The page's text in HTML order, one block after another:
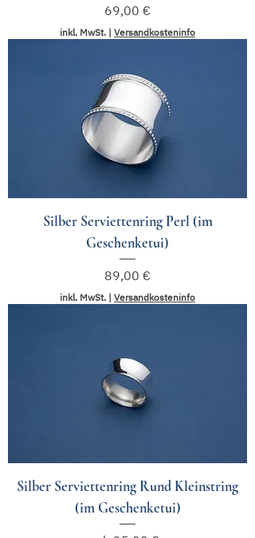
Preis
69,00 €
inkl. MwSt. | Versandkosteninfo
Silber Serviettenring Perl (im
Geschenketui)
Preis
89,00 €
inkl. MwSt. | Versandkosteninfo
Silber Serviettenring Rund Kleinstring
(im Geschenketui)